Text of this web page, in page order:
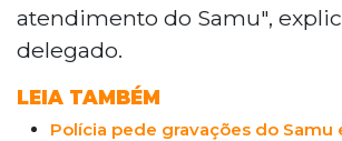
atendimento do Samu",
delegado.
LEIA TAMBÉM
Polícia pede gravações do Samu